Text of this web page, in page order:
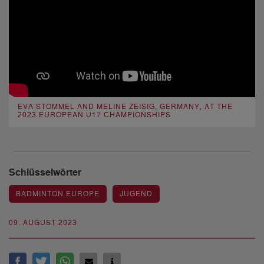
09. AUGUST 2023
EVA STOMMEL AND MELINE ZEISIG, GERMANY, AT THE
2023 EUROPEAN U17 CHAMPIONSHIPS
Schlüsselwörter
BADMINTON EUROPE JUGEND